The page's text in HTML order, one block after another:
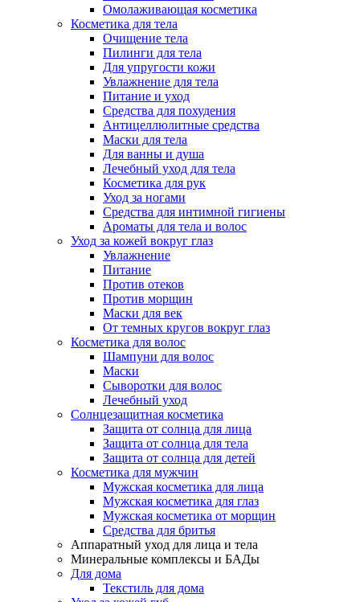
Омолаживающая косметика
Косметика для тела
Очищение тела
Пилинги для тела
Для упругости кожи
Увлажнение для тела
Питание и уход
Средства для похудения
Антицеллюлитные средства
Маски для тела
Для ванны и душа
Лечебный уход для тела
Косметика для рук
Уход за ногами
Средства для интимной гигиены
Ароматы для тела и волос
Уход за кожей вокруг глаз
Увлажнение
Питание
Против отеков
Против морщин
Маски для век
От темных кругов вокруг глаз
Косметика для волос
Шампуни для волос
Маски
Сыворотки для волос
Лечебный уход
Солнцезащитная косметика
Защита от солнца для лица
Защита от солнца для тела
Защита от солнца для детей
Косметика для мужчин
Мужская косметика для лица
Мужская косметика для глаз
Мужская косметика от морщин
Средства для бритья
Аппаратный уход для лица и тела
Минеральные комплексы и БАДы
Для дома
Текстиль для дома